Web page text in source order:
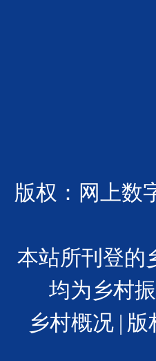
版权：网上数
本站所刊登的
均为乡村
乡村概况
版